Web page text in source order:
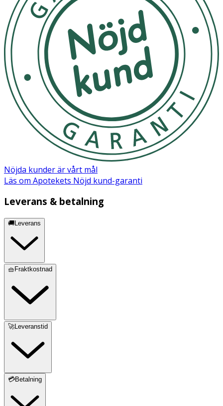
Nöjda kunder är vårt mål
Läs om Apotekets Nöjd kund-garanti
Leverans & betalning
🚚Leverans
🧺Fraktkostnad
🚀Leveranstid
💳Betalning